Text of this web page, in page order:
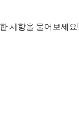
사항을 물어보세요!